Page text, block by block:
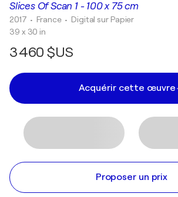
Slices Of Scan 1 - 100 x 75 cm
2017 • France • Digital sur Papier
39 x 30 in
3 460 $US
Acquérir cette œuvre
Proposer un prix